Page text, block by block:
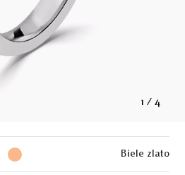
1 / 4
Biele zlato